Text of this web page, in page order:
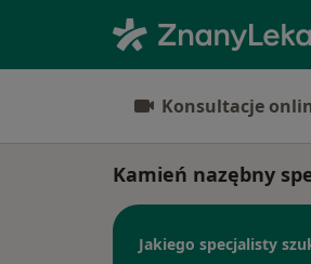
Konsultacje
Kamień nazębny
Jakiego specjalisty